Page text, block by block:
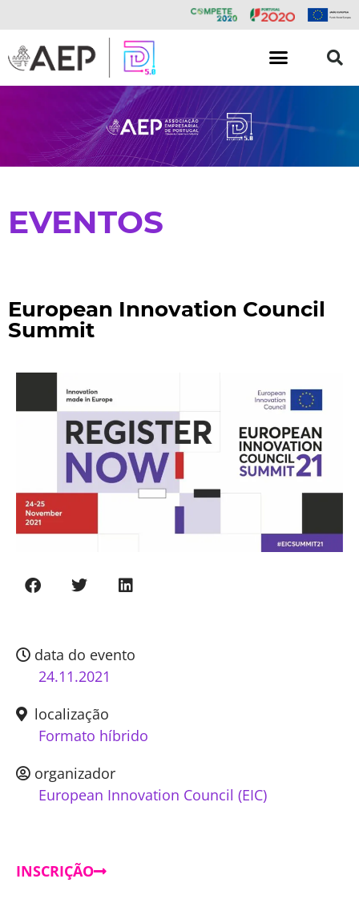
EVENTOS
European Innovation Council
Summit
data do evento
24.11.2021
localização
Formato híbrido
organizador
European Innovation Council (EIC)
INSCRIÇÃO